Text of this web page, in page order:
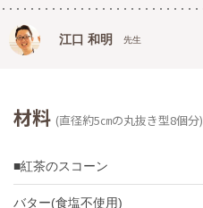
江口 和明 先生
材料 (直径約5㎝の丸抜き型8個分)
■紅茶のスコーン
バター(食塩不使用)